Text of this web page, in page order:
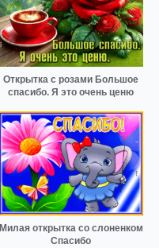
Открытка с розами Большое
спасибо. Я это очень ценю
Милая открытка со слоненком
Спасибо